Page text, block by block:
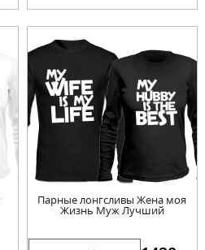
Парные лонгсливы Жена моя
Жизнь Муж Лучший